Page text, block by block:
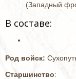
(Западный
В составе:
Род войск:
Старшинство: